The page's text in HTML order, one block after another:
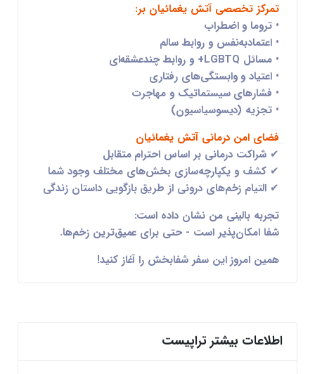
تمرکز تخصصی آتش یغمائیان بر:
• تروما و اضطراب
• اعتمادبه‌نفس و روابط سالم
• مسائل LGBTQ+ و روابط چندعشقه‌ای
• اعتیاد و وابستگی‌های رفتاری
• فشارهای سیستماتیک و مهاجرت
• تجزیه (دیسوسیاسیون)
فضای امن درمانی آتش یغمائیان
✔ شراکت درمانی بر اساس احترام متقابل
✔ کشف و یکپارچه‌سازی بخش‌های مختلف وجود شما
✔ التیام زخم‌های درونی از طریق بازگویی داستان زندگی
تجربه بالینی من نشان داده است:
شفا امکان‌پذیر است - حتی برای عمیق‌ترین زخم‌ها.
همین امروز این سفر شفابخش را آغاز کنید!
اطلاعات بیشتر تراپیست